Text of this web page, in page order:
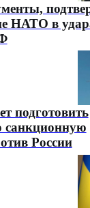
НАТО в
подготовить
санкционную
России